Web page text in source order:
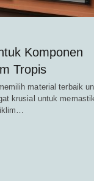
Komponen
Tropis
material terbaik
krusial untuk
iklim…